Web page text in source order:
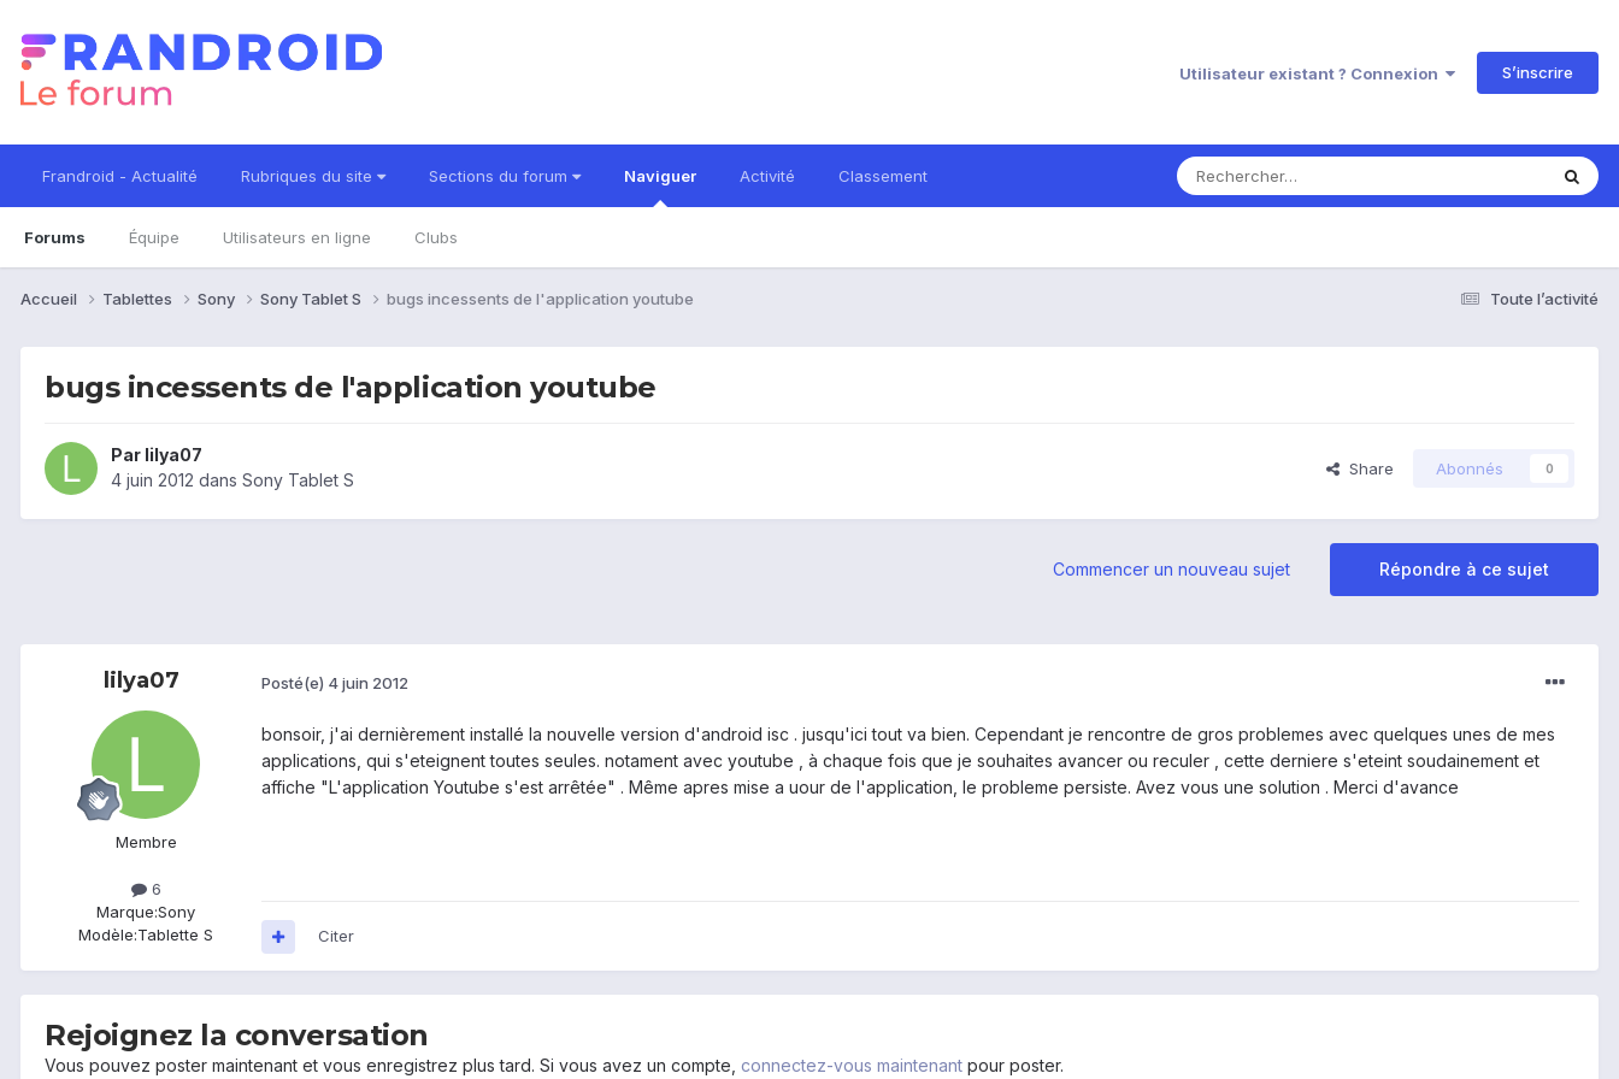
Utilisateur existant ? Connexion S’inscrire
Frandroid - Actualité Rubriques du site Sections du forum Naviguer
Forums Équipe Utilisateurs en ligne Clubs
Activité Classement
Toute l’activité
Accueil Tablettes Sony Sony Tablet S bugs incessents de l'application youtube
bugs incessents de l'application youtube
Par lilya07
4 juin 2012 dans Sony Tablet S
Share Abonnés 0
Répondre à ce sujet
Commencer un nouveau sujet
lilya07
Membre
6
Marque:Sony
Modèle:Tablette S
Posté(e) 4 juin 2012
bonsoir, j'ai dernièrement installé la nouvelle version d'android isc . jusqu'ici tout va bien. Cependant je rencontre de gros problemes avec quelques unes de mes
applications, qui s'eteignent toutes seules. notament avec youtube , à chaque fois que je souhaites avancer ou reculer , cette derniere s'eteint soudainement et
affiche "L'application Youtube s'est arrêtée" . Même apres mise a uour de l'application, le probleme persiste. Avez vous une solution . Merci d'avance
Citer
Rejoignez la conversation
Vous pouvez poster maintenant et vous enregistrez plus tard. Si vous avez un compte, connectez-vous maintenant pour poster.